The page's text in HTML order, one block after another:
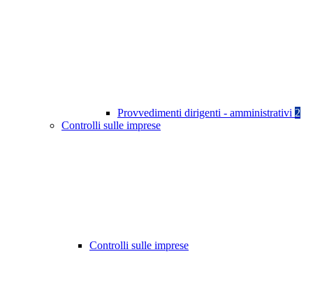
Provvedimenti dirigenti - amministrativi 2
Controlli sulle imprese
Controlli sulle imprese